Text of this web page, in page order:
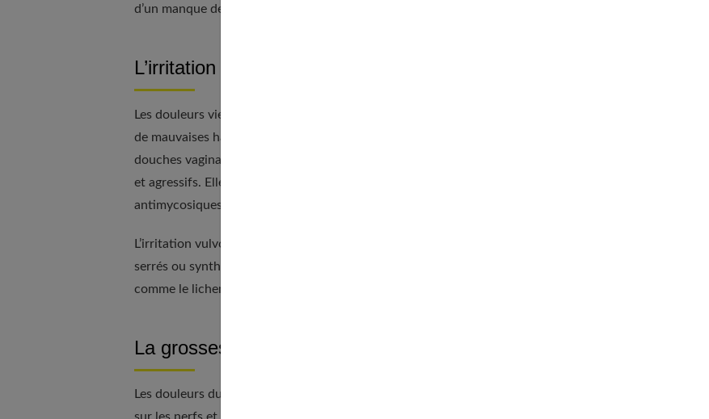
d’un manque de désir.
L’irritation :
Les douleurs viennent parfois à la suite d’une simple irritation. Il se peut qu’elles soient consécutives à
de mauvaises habitudes durant les gestes quotidiens d’hygiène intime. C’est le cas dans le cadre des
douches vaginales ou quand vous utilisez des produits lavants contenant beaucoup d’agents chimiques
et agressifs. Elles proviennent également parfois telles que le gel lubrifiant, les traitements
antimycosiques et les contraceptifs.
L’irritation vulvo-vaginale est souvent due au port de serviettes hygiéniques, de sous-vêtements trop
serrés ou synthétiques. Dans des cas beaucoup plus rares, cela provient d’une affection de la peau
comme le lichen, le psoriasis ou l’eczéma qui s’étend de la vulve au vagin.
La grossesse :
Les douleurs du vagin existent parfois durant la grossesse, elles sont dues au poids du bébé qui appuie